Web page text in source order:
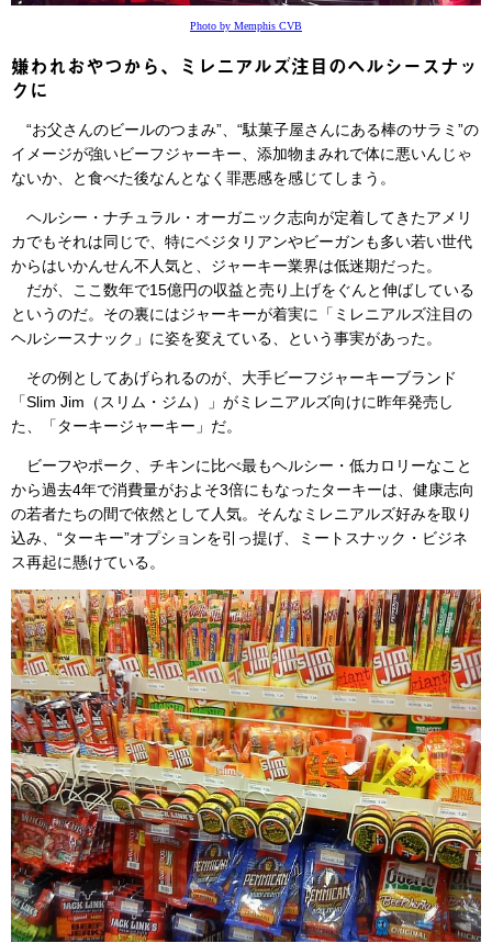
Photo by Memphis CVB
嫌われおやつから、ミレニアルズ注目のヘルシースナッ
クに
“お父さんのビールのつまみ”、“駄菓子屋さんにある棒のサラミ”の
イメージが強いビーフジャーキー、添加物まみれで体に悪いんじゃ
ないか、と食べた後なんとなく罪悪感を感じてしまう。
ヘルシー・ナチュラル・オーガニック志向が定着してきたアメリ
カでもそれは同じで、特にベジタリアンやビーガンも多い若い世代
からはいかんせん不人気と、ジャーキー業界は低迷期だった。
だが、ここ数年で15億円の収益と売り上げをぐんと伸ばしている
というのだ。その裏にはジャーキーが着実に「ミレニアルズ注目の
ヘルシースナック」に姿を変えている、という事実があった。
その例としてあげられるのが、大手ビーフジャーキーブランド
「Slim Jim（スリム・ジム）」がミレニアルズ向けに昨年発売し
た、「ターキージャーキー」だ。
ビーフやポーク、チキンに比べ最もヘルシー・低カロリーなこと
から過去4年で消費量がおよそ3倍にもなったターキーは、健康志向
の若者たちの間で依然として人気。そんなミレニアルズ好みを取り
込み、“ターキー”オプションを引っ提げ、ミートスナック・ビジネ
ス再起に懸けている。